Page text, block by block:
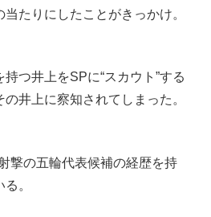
たりにしたことがきっかけ。
つ井上をSPに“スカウト”する
井上に察知されてしまった。
撃の五輪代表候補の経歴を持
。